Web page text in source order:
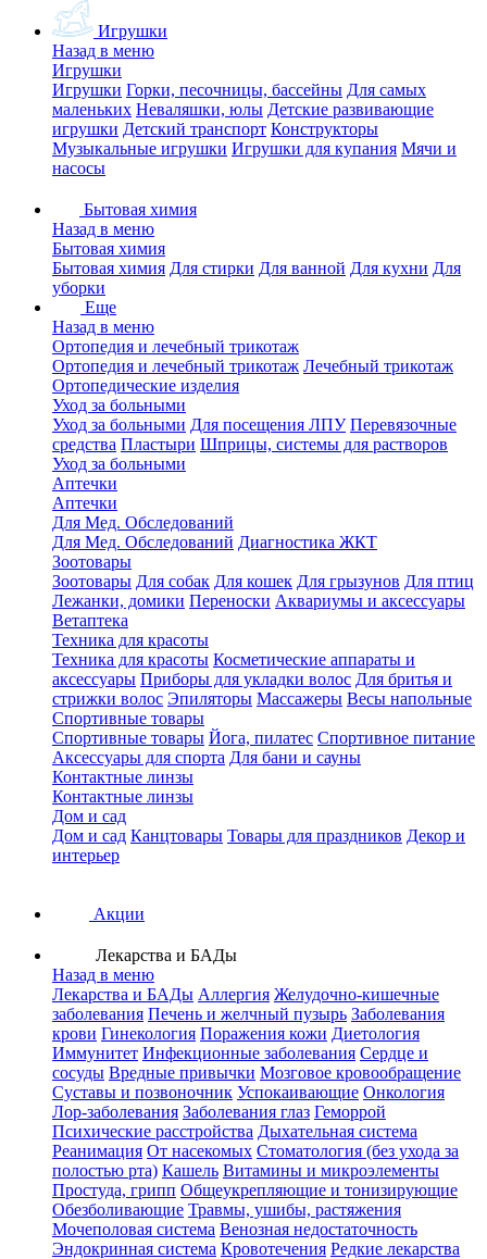
Игрушки
Назад в меню
Игрушки
Игрушки Горки, песочницы, бассейны Для самых
маленьких Неваляшки, юлы Детские развивающие
игрушки Детский транспорт Конструкторы
Музыкальные игрушки Игрушки для купания Мячи и
насосы
Бытовая химия
Назад в меню
Бытовая химия
Бытовая химия Для стирки Для ванной Для кухни Для
уборки
Еще
Назад в меню
Ортопедия и лечебный трикотаж
Ортопедия и лечебный трикотаж Лечебный трикотаж
Ортопедические изделия
Уход за больными
Уход за больными Для посещения ЛПУ Перевязочные
средства Пластыри Шприцы, системы для растворов
Уход за больными
Аптечки
Аптечки
Для Мед. Обследований
Для Мед. Обследований Диагностика ЖКТ
Зоотовары
Зоотовары Для собак Для кошек Для грызунов Для птиц
Лежанки, домики Переноски Аквариумы и аксессуары
Ветаптека
Техника для красоты
Техника для красоты Косметические аппараты и
аксессуары Приборы для укладки волос Для бритья и
стрижки волос Эпиляторы Массажеры Весы напольные
Спортивные товары
Спортивные товары Йога, пилатес Спортивное питание
Аксессуары для спорта Для бани и сауны
Контактные линзы
Контактные линзы
Дом и сад
Дом и сад Канцтовары Товары для праздников Декор и
интерьер
Акции
Лекарства и БАДы
Назад в меню
Лекарства и БАДы Аллергия Желудочно-кишечные
заболевания Печень и желчный пузырь Заболевания
крови Гинекология Поражения кожи Диетология
Иммунитет Инфекционные заболевания Сердце и
сосуды Вредные привычки Мозговое кровообращение
Суставы и позвоночник Успокаивающие Онкология
Лор-заболевания Заболевания глаз Геморрой
Психические расстройства Дыхательная система
Реанимация От насекомых Стоматология (без ухода за
полостью рта) Кашель Витамины и микроэлементы
Простуда, грипп Общеукрепляющие и тонизирующие
Обезболивающие Травмы, ушибы, растяжения
Мочеполовая система Венозная недостаточность
Эндокринная система Кровотечения Редкие лекарства